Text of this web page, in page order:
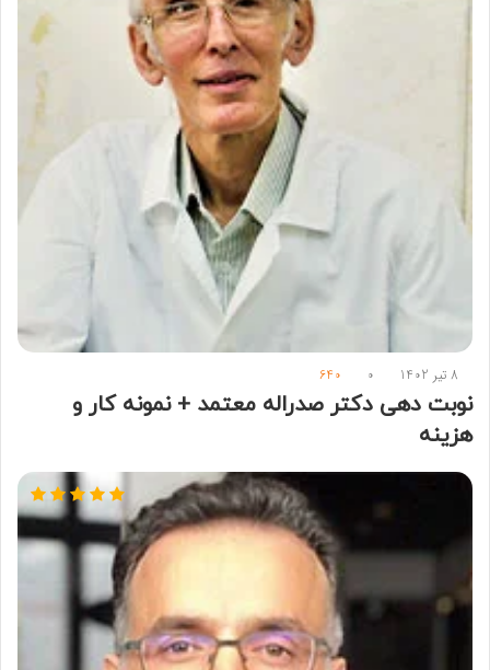
8 تیر 1402 0
640
نوبت دهی دکتر صدراله معتمد + نمونه کار و
هزینه